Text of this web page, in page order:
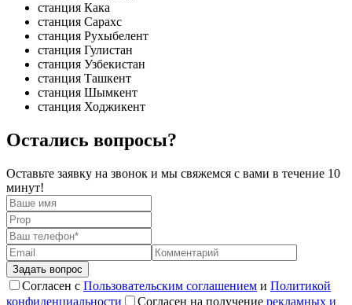
станция Кака
станция Сарахс
станция Рухыбелент
станция Гулистан
станция Узбекистан
станция Ташкент
станция Шымкент
станция Ходжикент
Остались вопросы?
Оставьте заявку на звонок и мы свяжемся с вами в течение 10
минут!
Согласен с Пользовательским соглашением и Политикой
конфиденциальности
Согласен на получение рекламных и